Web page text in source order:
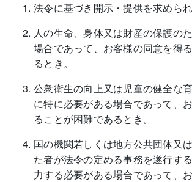
法令に基づき開示・提供を求められ
人の生命、身体又は財産の保護の
場合であって、お客様の同意を得
るとき。
公衆衛生の向上又は児童の健全な
に特に必要がある場合であって、
ることが困難であるとき。
国の機関若しくは地方公共団体又
た者が法令の定める事務を遂行す
力する必要がある場合であって、